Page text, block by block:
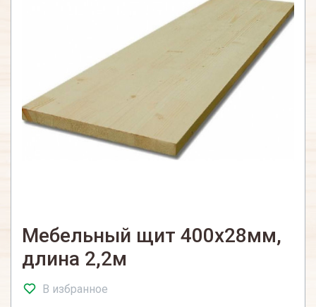
Мебельный щит 400х28мм,
длина 2,2м
В избранное